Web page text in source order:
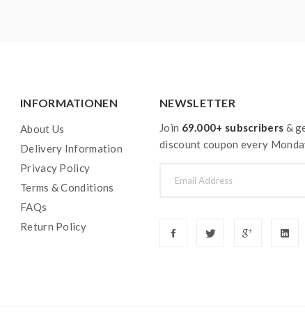
INFORMATIONEN
About Us
Delivery Information
Privacy Policy
Terms & Conditions
FAQs
Return Policy
NEWSLETTER
Join 69.000+ subscribers &
discount coupon every